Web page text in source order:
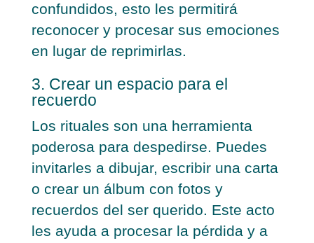
confundidos, esto les permitirá
reconocer y procesar sus emociones
en lugar de reprimirlas.
3. Crear un espacio para el
recuerdo
Los rituales son una herramienta
poderosa para despedirse. Puedes
invitarles a dibujar, escribir una carta
o crear un álbum con fotos y
recuerdos del ser querido. Este acto
les ayuda a procesar la pérdida y a